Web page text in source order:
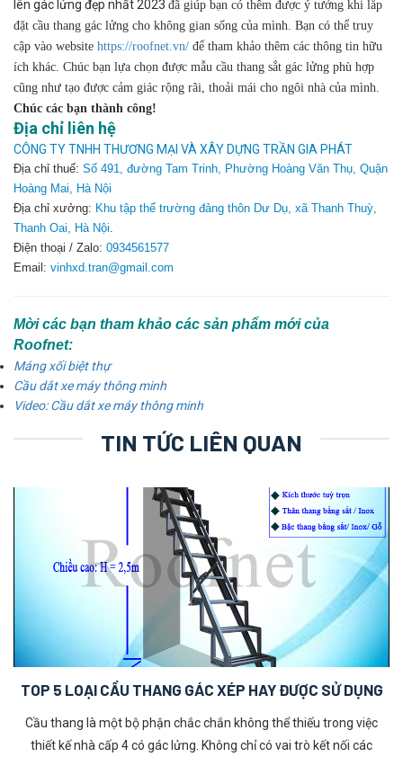
lên gác lửng đẹp nhất 2023 đã giúp bạn có thêm được ý tưởng khi lắp
đặt cầu thang gác lửng cho không gian sống của mình. Bạn có thể truy
cập vào website https://roofnet.vn/ để tham khảo thêm các thông tin hữu
ích khác. Chúc bạn lựa chọn được mẫu cầu thang sắt gác lửng phù hợp
cũng như tạo được cảm giác rộng rãi, thoải mái cho ngôi nhà của mình.
Chúc các bạn thành công!
Địa chỉ liên hệ
CÔNG TY TNHH THƯƠNG MẠI VÀ XÂY DỰNG TRẦN GIA PHÁT
Địa chỉ thuế: Số 491, đường Tam Trinh, Phường Hoàng Văn Thụ, Quận
Hoàng Mai, Hà Nội
Địa chỉ xưởng: Khu tập thể trường đảng thôn Dư Dụ, xã Thanh Thuỳ,
Thanh Oai, Hà Nội.
Điện thoại / Zalo: 0934561577
Email: vinhxd.tran@gmail.com
Mời các bạn tham khảo các sản phẩm mới của
Roofnet:
Máng xối biệt thự
Cầu dắt xe máy thông minh
Video: Cầu dắt xe máy thông minh
TIN TỨC LIÊN QUAN
TOP 5 LOẠI CẦU THANG GÁC XÉP HAY ĐƯỢC SỬ DỤNG
Cầu thang là một bộ phận chắc chắn không thể thiếu trong việc
thiết kế nhà cấp 4 có gác lửng. Không chỉ có vai trò kết nối các